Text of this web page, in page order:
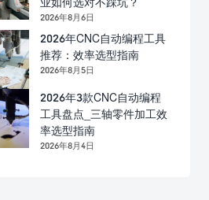
2026年8月6日
2026年CNC自动编程工具
推荐：效率选型指南
2026年8月5日
2026年3款CNC自动编程
工具盘点_三轴零件加工效
率选型指南
2026年8月4日